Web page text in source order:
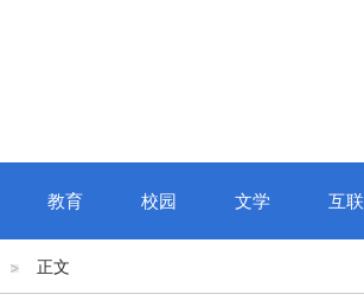
教育 校园 文学 互
正文